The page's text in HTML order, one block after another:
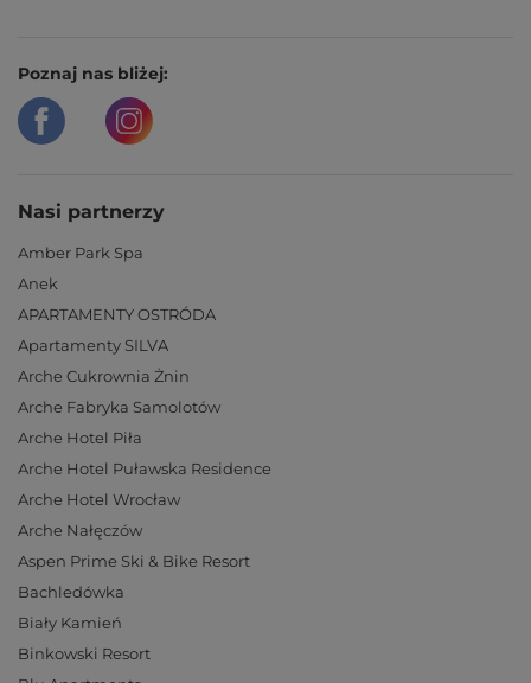
Poznaj nas bliżej:
Nasi partnerzy
Amber Park Spa
Anek
APARTAMENTY OSTRÓDA
Apartamenty SILVA
Arche Cukrownia Żnin
Arche Fabryka Samolotów
Arche Hotel Piła
Arche Hotel Puławska Residence
Arche Hotel Wrocław
Arche Nałęczów
Aspen Prime Ski & Bike Resort
Bachledówka
Biały Kamień
Binkowski Resort